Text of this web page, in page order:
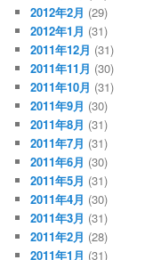
2012年2月 (29)
2012年1月 (31)
2011年12月 (31)
2011年11月 (30)
2011年10月 (31)
2011年9月 (30)
2011年8月 (31)
2011年7月 (31)
2011年6月 (30)
2011年5月 (31)
2011年4月 (30)
2011年3月 (31)
2011年2月 (28)
2011年1月 (31)